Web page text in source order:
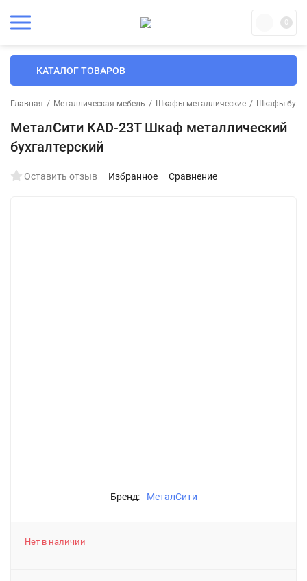
0
КАТАЛОГ ТОВАРОВ
Главная / Металлическая мебель / Шкафы металлические / Шкафы
МеталСити KAD-23T Шкаф металлический
бухгалтерский
Оставить отзыв Избранное Сравнение
Бренд: МеталСити
Нет в наличии